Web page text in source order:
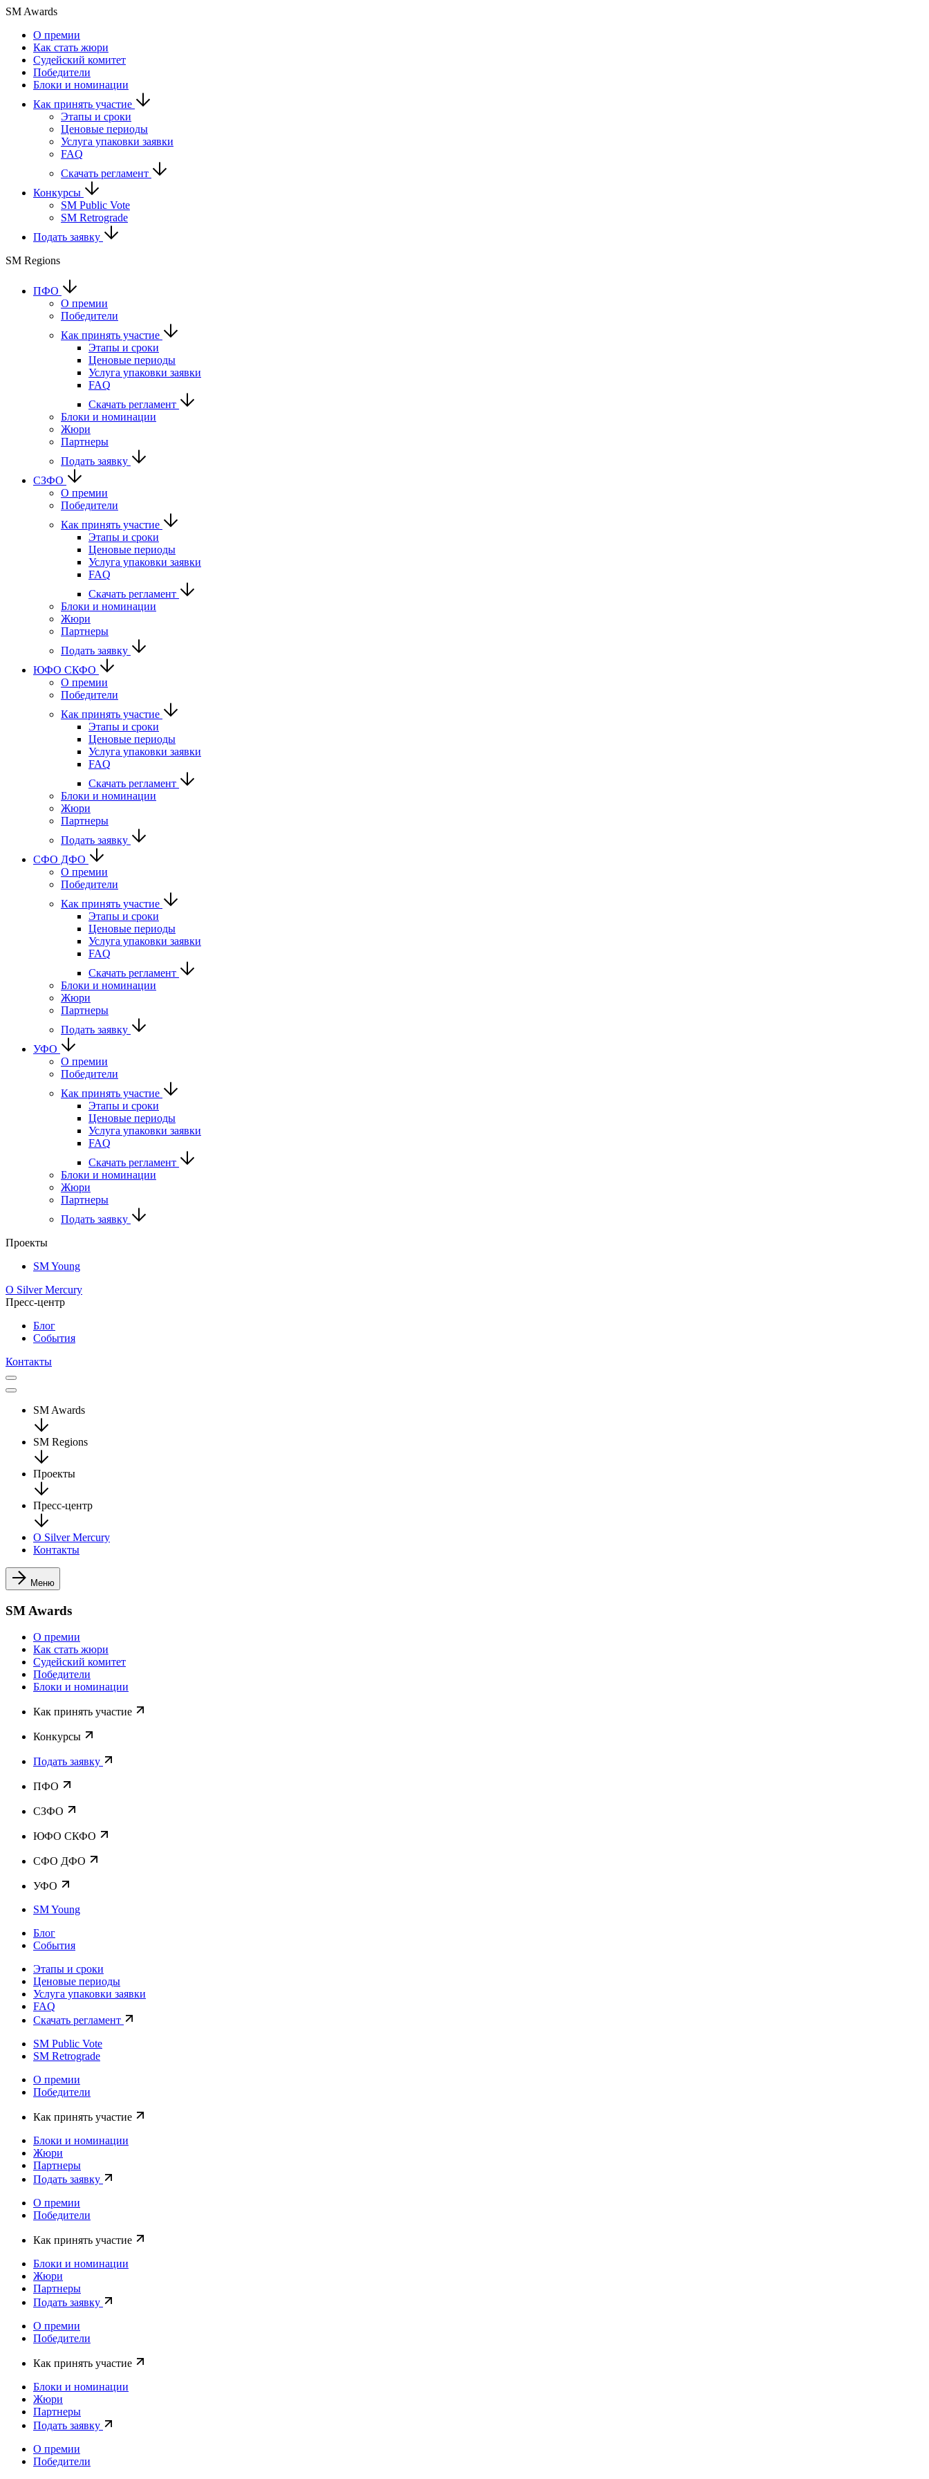
SM Awards
О премии
Как стать жюри
Судейский комитет
Победители
Блоки и номинации
Как принять участие
Этапы и сроки
Ценовые периоды
Услуга упаковки заявки
FAQ
Скачать регламент
Конкурсы
SM Public Vote
SM Retrograde
Подать заявку
SM Regions
ПФО
О премии
Победители
Как принять участие
Этапы и сроки
Ценовые периоды
Услуга упаковки заявки
FAQ
Скачать регламент
Блоки и номинации
Жюри
Партнеры
Подать заявку
СЗФО
О премии
Победители
Как принять участие
Этапы и сроки
Ценовые периоды
Услуга упаковки заявки
FAQ
Скачать регламент
Блоки и номинации
Жюри
Партнеры
Подать заявку
ЮФО СКФО
О премии
Победители
Как принять участие
Этапы и сроки
Ценовые периоды
Услуга упаковки заявки
FAQ
Скачать регламент
Блоки и номинации
Жюри
Партнеры
Подать заявку
CФО ДФО
О премии
Победители
Как принять участие
Этапы и сроки
Ценовые периоды
Услуга упаковки заявки
FAQ
Скачать регламент
Блоки и номинации
Жюри
Партнеры
Подать заявку
УФО
О премии
Победители
Как принять участие
Этапы и сроки
Ценовые периоды
Услуга упаковки заявки
FAQ
Скачать регламент
Блоки и номинации
Жюри
Партнеры
Подать заявку
Проекты
SM Young
О Silver Mercury
Пресс-центр
Блог
События
Контакты
SM Awards
SM Regions
Проекты
Пресс-центр
О Silver Mercury
Контакты
Меню
SM Awards
О премии
Как стать жюри
Судейский комитет
Победители
Блоки и номинации
Как принять участие
Конкурсы
Подать заявку
ПФО
СЗФО
ЮФО СКФО
CФО ДФО
УФО
SM Young
Блог
События
Этапы и сроки
Ценовые периоды
Услуга упаковки заявки
FAQ
Скачать регламент
SM Public Vote
SM Retrograde
О премии
Победители
Как принять участие
Блоки и номинации
Жюри
Партнеры
Подать заявку
О премии
Победители
Как принять участие
Блоки и номинации
Жюри
Партнеры
Подать заявку
О премии
Победители
Как принять участие
Блоки и номинации
Жюри
Партнеры
Подать заявку
О премии
Победители